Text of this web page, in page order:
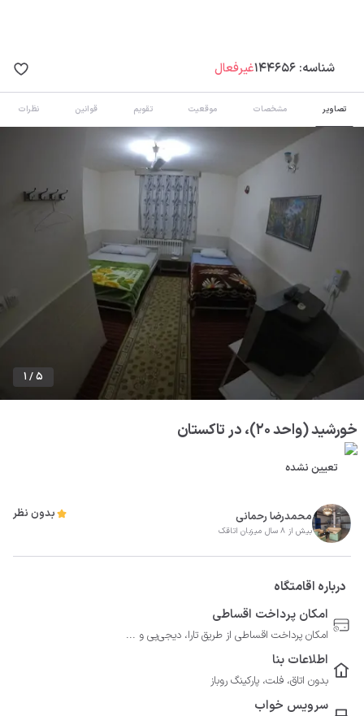
شناسه: 144656غیرفعال
تصاویر مشخصات موقعیت تقویم قوانین نظرات
1 / 5
خورشید (واحد ۲۰)، در تاکستان
تعیین نشده
محمدرضا رحمانی
بیش از 8 سال میزبان اتاقک
بدون نظر
درباره اقامتگاه
امکان پرداخت اقساطی
امکان پرداخت اقساطی از طریق تارا، دیجی‌پی و ...
اطلاعات بنا
بدون اتاق، فلت، پارکینگ روباز
سرویس خواب